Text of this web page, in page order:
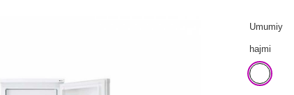
Umumiy
hajmi